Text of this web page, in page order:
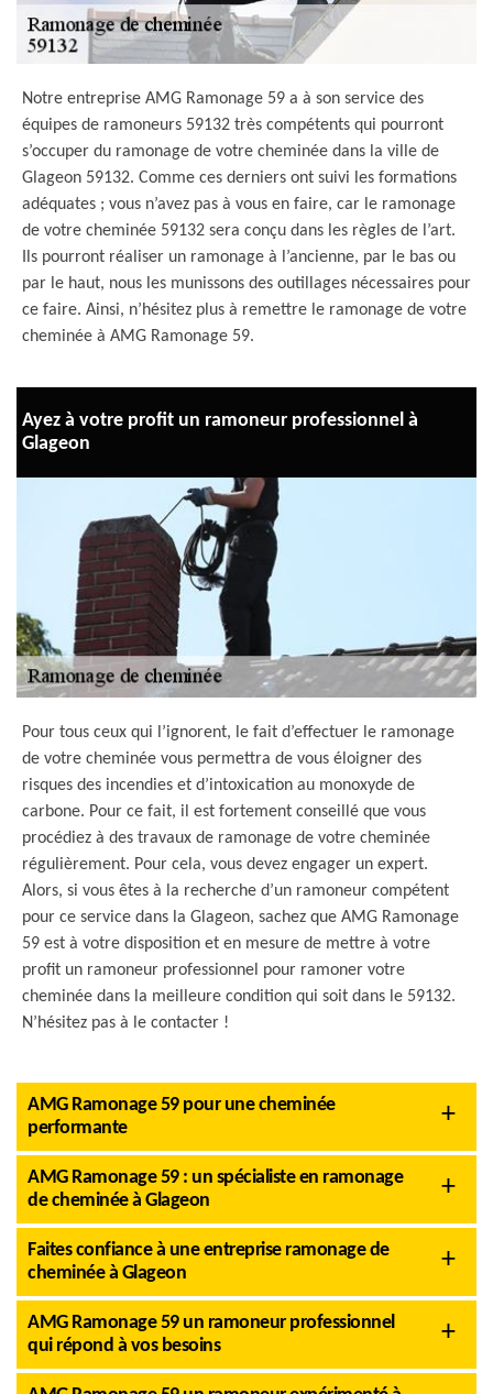
Notre entreprise AMG Ramonage 59 a à son service des
équipes de ramoneurs 59132 très compétents qui pourront
s’occuper du ramonage de votre cheminée dans la ville de
Glageon 59132. Comme ces derniers ont suivi les formations
adéquates ; vous n’avez pas à vous en faire, car le ramonage
de votre cheminée 59132 sera conçu dans les règles de l’art.
Ils pourront réaliser un ramonage à l’ancienne, par le bas ou
par le haut, nous les munissons des outillages nécessaires pour
ce faire. Ainsi, n’hésitez plus à remettre le ramonage de votre
cheminée à AMG Ramonage 59.
Ayez à votre profit un ramoneur professionnel à
Glageon
Pour tous ceux qui l’ignorent, le fait d’effectuer le ramonage
de votre cheminée vous permettra de vous éloigner des
risques des incendies et d’intoxication au monoxyde de
carbone. Pour ce fait, il est fortement conseillé que vous
procédiez à des travaux de ramonage de votre cheminée
régulièrement. Pour cela, vous devez engager un expert.
Alors, si vous êtes à la recherche d’un ramoneur compétent
pour ce service dans la Glageon, sachez que AMG Ramonage
59 est à votre disposition et en mesure de mettre à votre
profit un ramoneur professionnel pour ramoner votre
cheminée dans la meilleure condition qui soit dans le 59132.
N’hésitez pas à le contacter !
AMG Ramonage 59 pour une cheminée
performante
AMG Ramonage 59 : un spécialiste en ramonage
de cheminée à Glageon
Faites confiance à une entreprise ramonage de
cheminée à Glageon
AMG Ramonage 59 un ramoneur professionnel
qui répond à vos besoins